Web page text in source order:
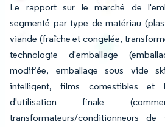
Le rapport sur le marché de
segmenté par type de matériau
viande (fraîche et congelée,
technologie d'emballage
modifiée, emballage sous vide
intelligent, films comestibles et
d'utilisation finale
transformateurs/conditionneurs